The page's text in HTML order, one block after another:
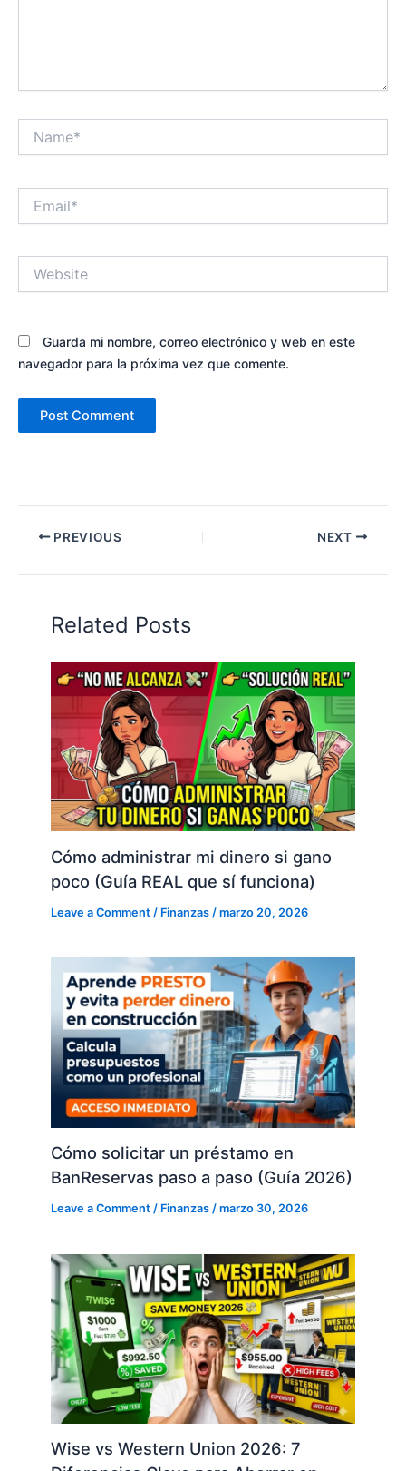
Guarda mi nombre, correo electrónico y web en este
navegador para la próxima vez que comente.
PREVIOUS NEXT
Related Posts
Cómo administrar mi dinero si gano
poco (Guía REAL que sí funciona)
Leave a Comment / Finanzas /marzo 20, 2026
Cómo solicitar un préstamo en
BanReservas paso a paso (Guía 2026)
Leave a Comment / Finanzas /marzo 30, 2026
Wise vs Western Union 2026: 7